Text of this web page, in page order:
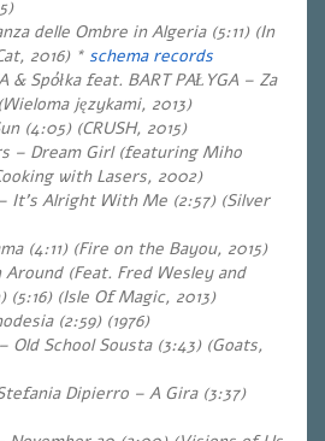
delle Ombre in Algeria (5:11) (In
2016) * schema records
& Spółka feat. BART PAŁYGA – Za
językami, 2013)
(4:05) (CRUSH, 2015)
– Dream Girl (featuring Miho
with Lasers, 2002)
It’s Alright With Me (2:57) (Silver
(4:11) (Fire on the Bayou, 2015)
(Feat. Fred Wesley and
(5:16) (Isle Of Magic, 2013)
(2:59) (1976)
Old School Sousta (3:43) (Goats,
Dipierro – A Gira (3:37)